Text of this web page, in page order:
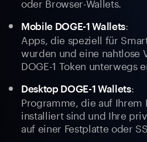
Mobile DOGE-1 Wallets:
Apps, die speziell für
wurden und eine nahtlose
DOGE-1 Token unterwegs
Desktop DOGE-1 Wallets:
Programme, die auf Ihrem
installiert sind und Ihre
auf einer Festplatte oder